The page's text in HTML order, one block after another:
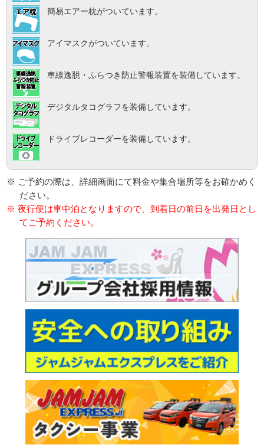
簡易エアー枕がついています。
アイマスクがついています。
車線逸脱・ふらつき防止警報装置を装備しています。
デジタルタコグラフを装備しています。
ドライブレコーダーを装備しています。
※ ご予約の際は、詳細画面にて料金や集合場所等をお確かめく
ださい。
※ 夜行便は車中泊となりますので、到着日の前日を出発日とし
てご予約ください。